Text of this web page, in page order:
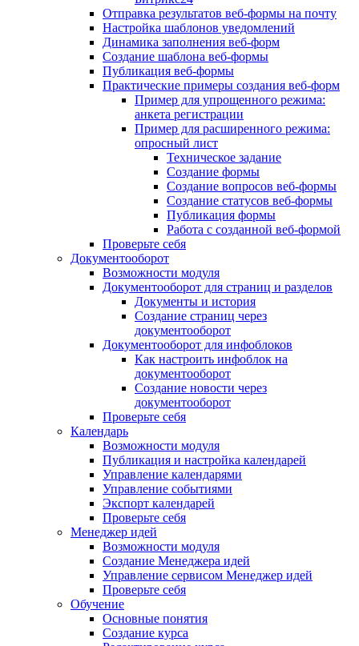
Отправка результатов веб-формы на почту
Настройка шаблонов уведомлений
Динамика заполнения веб-форм
Создание шаблона веб-формы
Публикация веб-формы
Практические примеры создания веб-форм
Пример для упрощенного режима:
анкета регистрации
Пример для расширенного режима:
опросный лист
Техническое задание
Создание формы
Создание вопросов веб-формы
Создание статусов веб-формы
Публикация формы
Работа с созданной веб-формой
Проверьте себя
Документооборот
Возможности модуля
Документооборот для страниц и разделов
Документы и история
Создание страниц через
документооборот
Документооборот для инфоблоков
Как настроить инфоблок на
документооборот
Создание новости через
документооборот
Проверьте себя
Календарь
Возможности модуля
Публикация и настройка календарей
Управление календарями
Управление событиями
Экспорт календарей
Проверьте себя
Менеджер идей
Возможности модуля
Создание Менеджера идей
Управление сервисом Менеджер идей
Проверьте себя
Обучение
Основные понятия
Создание курса